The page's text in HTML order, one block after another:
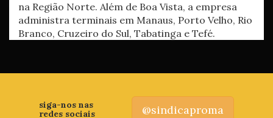
na Região Norte. Além de Boa Vista, a empresa
administra terminais em Manaus, Porto Velho, Rio
Branco, Cruzeiro do Sul, Tabatinga e Tefé.
siga-nos nas
redes sociais
@sindicaproma